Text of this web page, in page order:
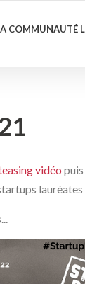
COMMUNAUTÉ
vidéo puis